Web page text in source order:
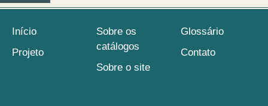
Início
Projeto
Sobre os
catálogos
Sobre o site
Glossário
Contato